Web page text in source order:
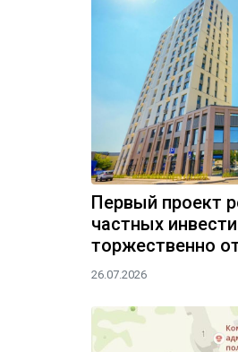
Первый проект
частных
торжественно
26.07.2026